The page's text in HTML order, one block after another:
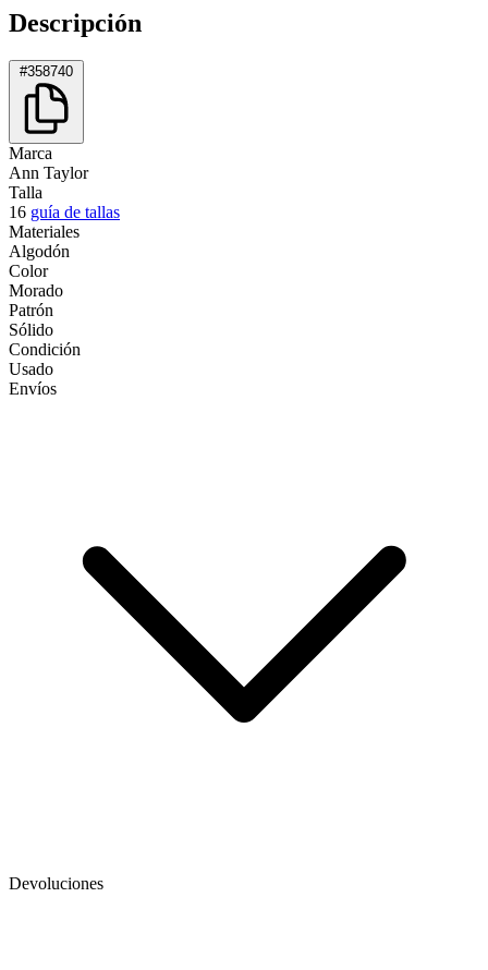
Descripción
#358740
Marca
Ann Taylor
Talla
16 guía de tallas
Materiales
Algodón
Color
Morado
Patrón
Sólido
Condición
Usado
Envíos
Devoluciones